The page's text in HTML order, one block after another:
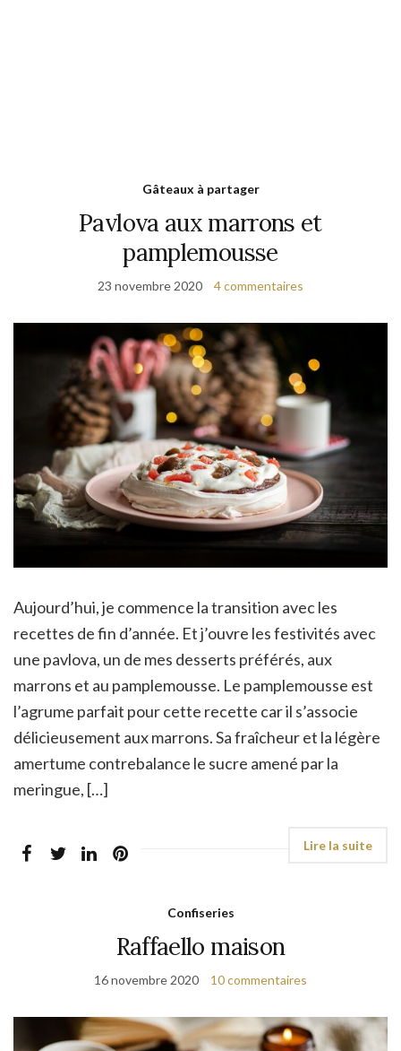
Gâteaux à partager
Pavlova aux marrons et
pamplemousse
23 novembre 2020 4 commentaires
Aujourd’hui, je commence la transition avec les
recettes de fin d’année. Et j’ouvre les festivités avec
une pavlova, un de mes desserts préférés, aux
marrons et au pamplemousse. Le pamplemousse est
l’agrume parfait pour cette recette car il s’associe
délicieusement aux marrons. Sa fraîcheur et la légère
amertume contrebalance le sucre amené par la
meringue, […]
Confiseries
Raffaello maison
16 novembre 2020 10 commentaires